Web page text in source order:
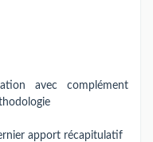
avec complément
apport récapitulatif